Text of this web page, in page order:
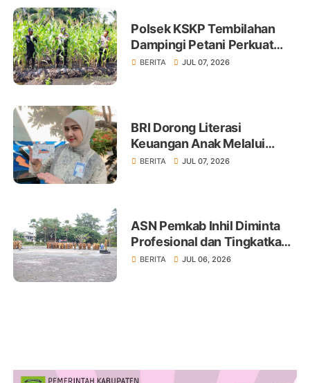
Polsek KSKP Tembilahan
Dampingi Petani Perkuat
Swasembada Pangan
BERITA JUL 07, 2026
BRI Dorong Literasi
Keuangan Anak Melalui
Produk BritAma Junio
BERITA JUL 07, 2026
ASN Pemkab Inhil Diminta
Profesional dan Tingkatkan
Pelayanan Publik
BERITA JUL 06, 2026